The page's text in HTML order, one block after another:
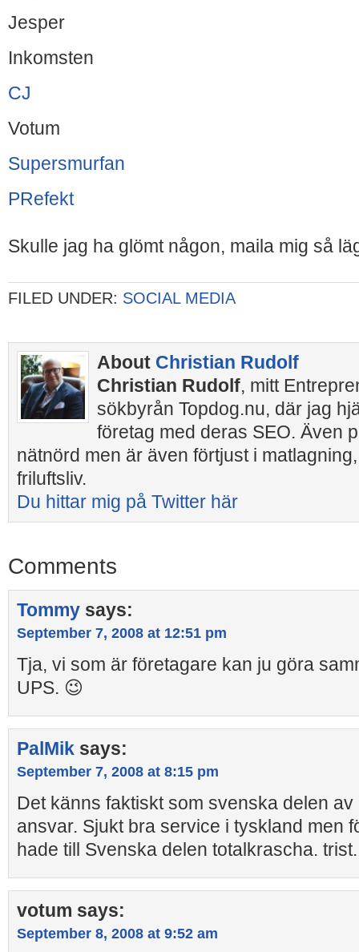
Jesper
Inkomsten
CJ
Votum
Supersmurfan
PRefekt
Skulle jag ha glömt någon, maila mig så
FILED UNDER: SOCIAL MEDIA
About Christian Rudolf
Christian Rudolf, mitt
sökbyrån Topdog.nu, där jag
företag med deras SEO. Även
nätnörd men är även förtjust i
friluftsliv.
Du hittar mig på Twitter här
Comments
Tommy says:
September 7, 2008 at 12:51 pm
Tja, vi som är företagare kan ju göra
UPS. 😉
PalMik says:
September 7, 2008 at 8:15 pm
Det känns faktiskt som svenska delen
ansvar. Sjukt bra service i tyskland men
hade till Svenska delen totalkrascha. trist.
votum says:
September 8, 2008 at 9:52 am